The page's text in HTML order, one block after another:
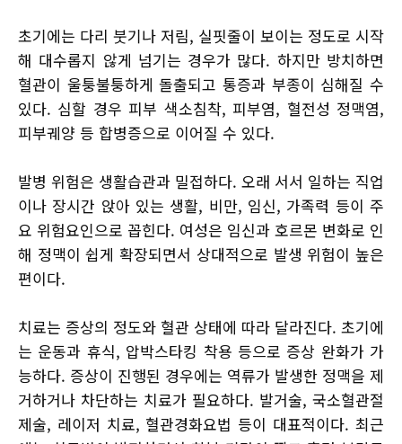
초기에는 다리 붓기나 저림, 실핏줄이 보이는 정도로 시작
해 대수롭지 않게 넘기는 경우가 많다. 하지만 방치하면
혈관이 울퉁불퉁하게 돌출되고 통증과 부종이 심해질 수
있다. 심할 경우 피부 색소침착, 피부염, 혈전성 정맥염,
피부궤양 등 합병증으로 이어질 수 있다.
발병 위험은 생활습관과 밀접하다. 오래 서서 일하는 직업
이나 장시간 앉아 있는 생활, 비만, 임신, 가족력 등이 주
요 위험요인으로 꼽힌다. 여성은 임신과 호르몬 변화로 인
해 정맥이 쉽게 확장되면서 상대적으로 발생 위험이 높은
편이다.
치료는 증상의 정도와 혈관 상태에 따라 달라진다. 초기에
는 운동과 휴식, 압박스타킹 착용 등으로 증상 완화가 가
능하다. 증상이 진행된 경우에는 역류가 발생한 정맥을 제
거하거나 차단하는 치료가 필요하다. 발거술, 국소혈관절
제술, 레이저 치료, 혈관경화요법 등이 대표적이다. 최근